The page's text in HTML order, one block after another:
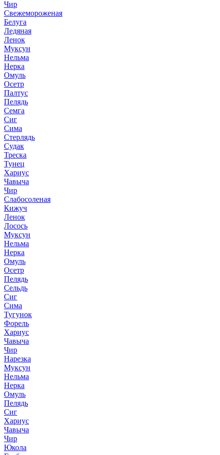
Чир
Свежемороженая
Белуга
Ледяная
Ленок
Муксун
Нельма
Нерка
Омуль
Осетр
Палтус
Пелядь
Семга
Сиг
Сима
Стерлядь
Судак
Треска
Тунец
Хариус
Чавыча
Чир
Слабосоленая
Кижуч
Ленок
Лосось
Муксун
Нельма
Нерка
Омуль
Осетр
Пелядь
Сельдь
Сиг
Сима
Тугунок
Форель
Хариус
Чавыча
Чир
Нарезка
Муксун
Нельма
Нерка
Омуль
Пелядь
Сиг
Хариус
Чавыча
Чир
Юкола